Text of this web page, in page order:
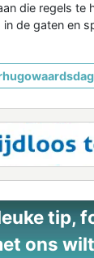
die regels te
de gaten en
tip,
ons